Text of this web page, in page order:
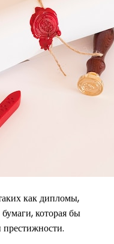
как дипломы,
которая бы
престижности.